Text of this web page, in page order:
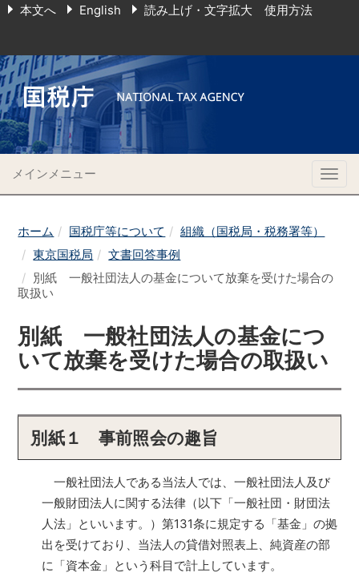
本文へ English 読み上げ・文字拡大 使用方法
メインメニュー
ホーム 国税庁等について
組織（国税局・税務署等）
東京国税局
文書回答事例
別紙 一般社団法人の基金について放棄を受けた場合の
取扱い
別紙 一般社団法人の基金につ
いて放棄を受けた場合の取扱い
別紙１ 事前照会の趣旨
一般社団法人である当法人では、一般社団法人及び
一般財団法人に関する法律（以下「一般社団・財団法
人法」といいます。）第131条に規定する「基金」の拠
出を受けており、当法人の貸借対照表上、純資産の部
に「資本金」という科目で計上しています。